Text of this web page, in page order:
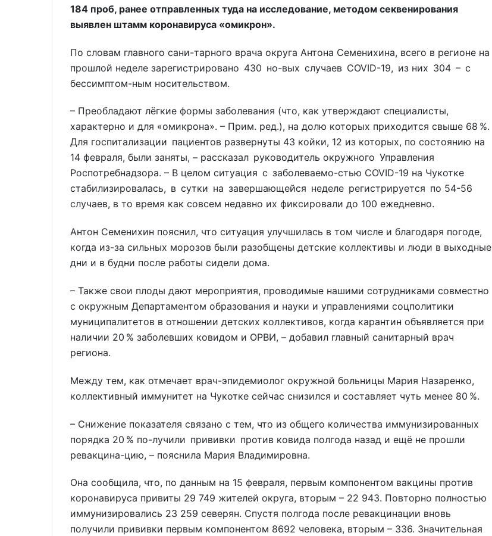
184 проб, ранее отправленных туда на исследование, методом секвенирования
выявлен штамм коронавируса «омикрон».
По словам главного сани-тарного врача округа Антона Семенихина, всего в регионе на
прошлой неделе зарегистрировано 430 но-вых случаев COVID-19, из них 304 – с
бессимптом-ным носительством.
– Преобладают лёгкие формы заболевания (что, как утверждают специалисты,
характерно и для «омикрона». – Прим. ред.), на долю которых приходится свыше 68 %.
Для госпитализации пациентов развернуты 43 койки, 12 из которых, по состоянию на
14 февраля, были заняты, – рассказал руководитель окружного Управления
Роспотребнадзора. – В целом ситуация с заболеваемо-стью COVID-19 на Чукотке
стабилизировалась, в сутки на завершающейся неделе регистрируется по 54-56
случаев, в то время как совсем недавно их фиксировали до 100 ежедневно.
Антон Семенихин пояснил, что ситуация улучшилась в том числе и благодаря погоде,
когда из-за сильных морозов были разобщены детские коллективы и люди в выходные
дни и в будни после работы сидели дома.
– Также свои плоды дают мероприятия, проводимые нашими сотрудниками совместно
с окружным Департаментом образования и науки и управлениями соцполитики
муниципалитетов в отношении детских коллективов, когда карантин объявляется при
наличии 20 % заболевших ковидом и ОРВИ, – добавил главный санитарный врач
региона.
Между тем, как отмечает врач-эпидемиолог окружной больницы Мария Назаренко,
коллективный иммунитет на Чукотке сейчас снизился и составляет чуть менее 80 %.
– Снижение показателя связано с тем, что из общего количества иммунизированных
порядка 20 % по-лучили прививки против ковида полгода назад и ещё не прошли
ревакцина-цию, – пояснила Мария Владимировна.
Она сообщила, что, по данным на 15 февраля, первым компонентом вакцины против
коронавируса привиты 29 749 жителей округа, вторым – 22 943. Повторно полностью
иммунизировались 23 259 северян. Спустя полгода после ревакцинации вновь
получили прививки первым компонентом 8692 человека, вторым – 336. Значительная